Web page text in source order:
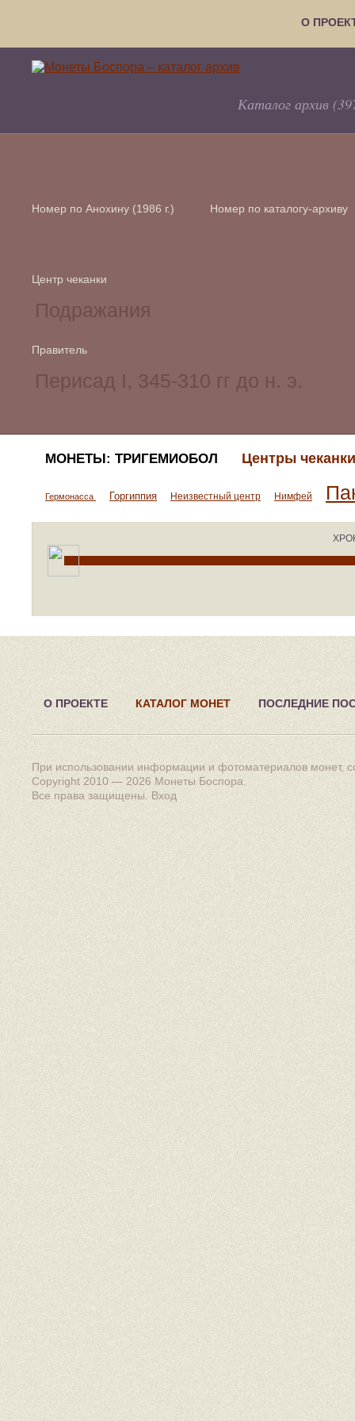
О
Каталог архив
Номер по Анохину (1986 г.) Номер по каталогу-архиву
Центр чеканки
Правитель
МОНЕТЫ: ТРИГЕМИОБОЛ Центры
Гермонасса Горгиппия Неизвестный центр Нимфей
О ПРОЕКТЕ КАТАЛОГ МОНЕТ ПОСЛЕДНИЕ
При использовании информации и фотоматериалов монет,
Copyright 2010 — 2026 Монеты Боспора
Все права защищены. Вход